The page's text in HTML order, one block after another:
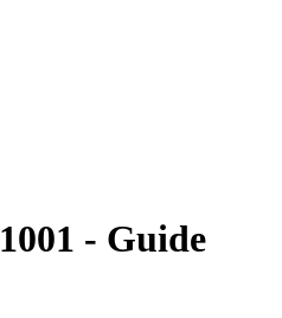
1001 - Guide